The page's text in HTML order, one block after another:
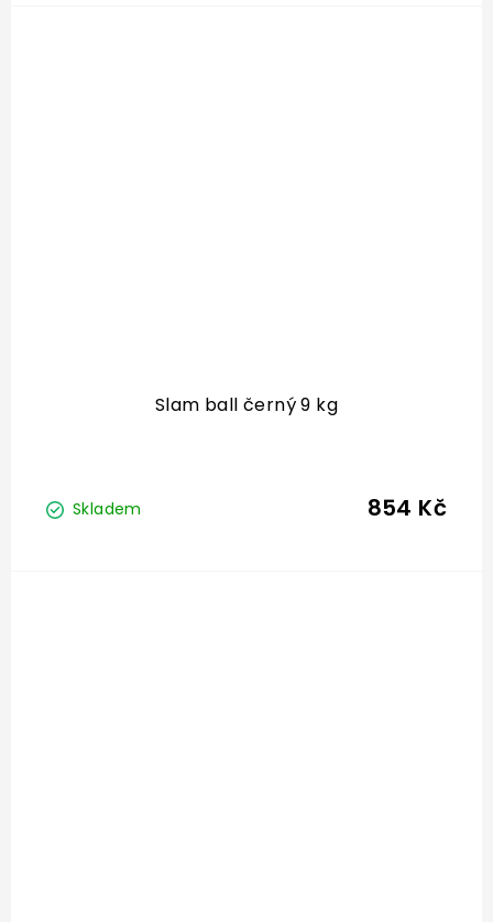
Slam ball černý 9 kg
Skladem 854 Kč